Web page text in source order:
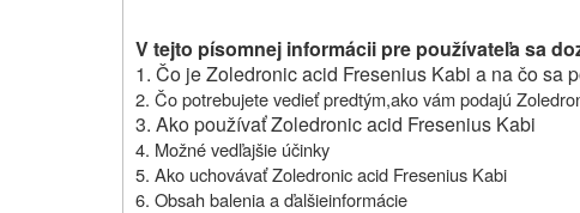
V tejto písomnej informácii pre používateľa sa
1. Čo je Zoledronic acid Fresenius Kabi a na čo sa
2. Čo potrebujete vedieť predtým,ako vám podajú
3. Ako používať Zoledronic acid Fresenius Kabi
4. Možné vedľajšie účinky
5. Ako uchovávaťZoledronic acid Fresenius Kabi
6. Obsah balenia a ďalšieinformácie